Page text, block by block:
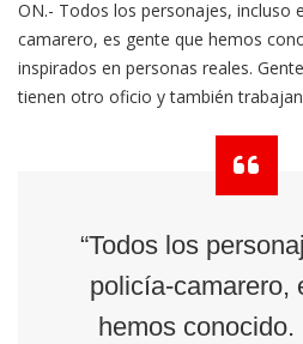
ON.- Todos los personajes, incluso
camarero, es gente que hemos
inspirados en personas reales.
tienen otro oficio y también
“Todos los
policía-camarero,
hemos